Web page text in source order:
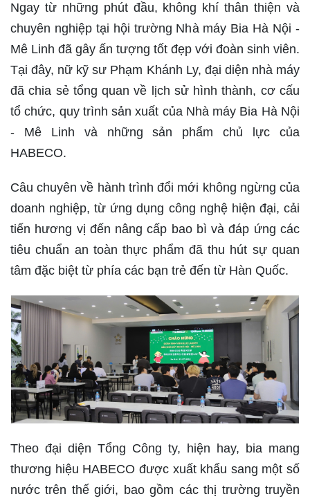
Ngay từ những phút đầu, không khí thân thiện và
chuyên nghiệp tại hội trường Nhà máy Bia Hà Nội -
Mê Linh đã gây ấn tượng tốt đẹp với đoàn sinh viên.
Tại đây, nữ kỹ sư Phạm Khánh Ly, đại diện nhà máy
đã chia sẻ tổng quan về lịch sử hình thành, cơ cấu
tổ chức, quy trình sản xuất của Nhà máy Bia Hà Nội
- Mê Linh và những sản phẩm chủ lực của
HABECO.
Câu chuyên về hành trình đổi mới không ngừng của
doanh nghiệp, từ ứng dụng công nghệ hiện đại, cải
tiến hương vị đến nâng cấp bao bì và đáp ứng các
tiêu chuẩn an toàn thực phẩm đã thu hút sự quan
tâm đặc biệt từ phía các bạn trẻ đến từ Hàn Quốc.
Theo đại diện Tổng Công ty, hiện hay, bia mang
thương hiệu HABECO được xuất khẩu sang một số
nước trên thế giới, bao gồm các thị trường truyền